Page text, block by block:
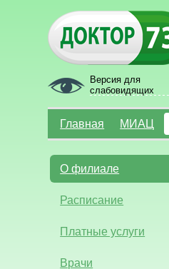
Версия для
слабовидящих
Главная МИАЦ
О филиале
Расписание
Платные услуги
Врачи